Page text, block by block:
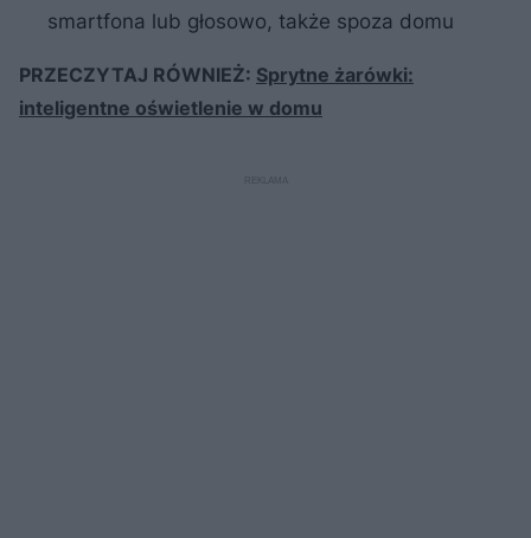
smartfona lub głosowo, także spoza domu
PRZECZYTAJ RÓWNIEŻ: Sprytne żarówki:
inteligentne oświetlenie w domu